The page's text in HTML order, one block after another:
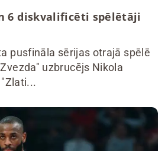
6 diskvalificēti spēlētāji
pusfināla sērijas otrajā spēlē
uzbrucējs Nikola